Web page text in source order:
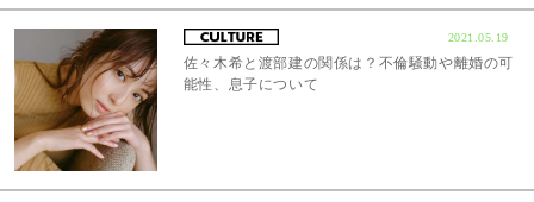
2021.05.19
佐々木希と渡部建の関係は？不倫騒動や離婚の可
能性、息子について